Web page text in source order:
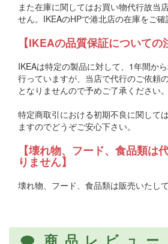
また在庫に関してはお買い物代行故当
せん。IKEAのHPで港北店の在庫をご確
【IKEAの品質保証についての
IKEAは特定の製品に対して、1年間か
行っていますが、当店で代行のご依頼
となりませんので予めご了承ください。
特定商取引における初期不良に関して
ますのでどうぞご安心下さい。
【壊れ物、フード、食品類は
りません】
壊れ物、フード、食品類は販売いたし
商品レビュー